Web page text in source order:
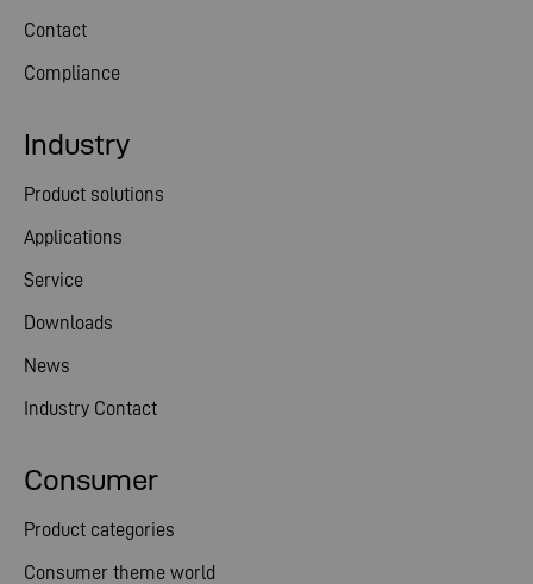
Contact
Compliance
Consumer
Product categories
Consumer theme world
Industry
Product solutions
Applications
Service
Downloads
News
Industry Contact